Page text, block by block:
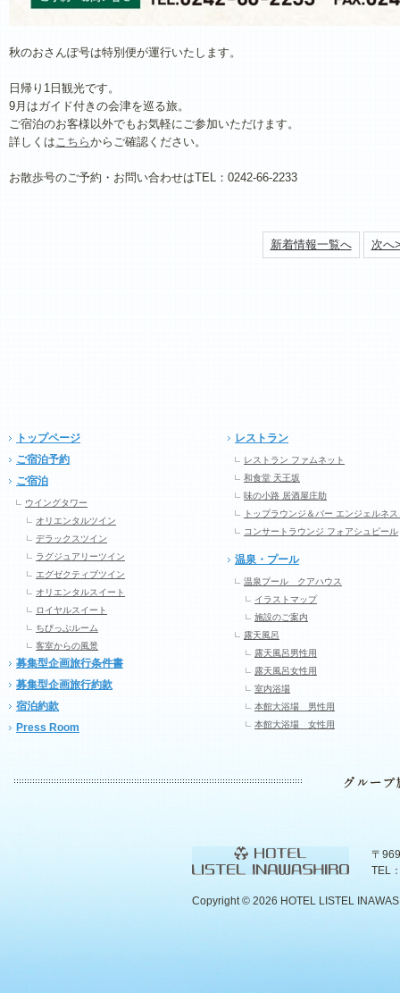
秋のおさんぽ号は特別便が運行いたします。
日帰り1日観光です。
9月はガイド付きの会津を巡る旅。
ご宿泊のお客様以外でもお気軽にご参加いただけます。
詳しくはこちらからご確認ください。
お散歩号のご予約・お問い合わせはTEL：0242-66-2233
新着情報一覧へ 次へ
トップページ
ご宿泊予約
ご宿泊
ウイングタワー
オリエンタルツイン
デラックスツイン
ラグジュアリーツイン
エグゼクティブツイン
オリエンタルスイート
ロイヤルスイート
ちびっぷルーム
客室からの風景
募集型企画旅行条件書
募集型企画旅行約款
宿泊約款
Press Room
レストラン
レストラン ファムネット
和食堂 天王坂
味の小路 居酒屋庄助
トップラウンジ＆バー エンジェルネス
コンサートラウンジ フォアシュピール
温泉・プール
温泉プール クアハウス
イラストマップ
施設のご案内
露天風呂
露天風呂男性用
露天風呂女性用
室内浴場
本館大浴場 男性用
本館大浴場 女性用
〒
TEL
Copyright © 2026 HOTEL LISTEL